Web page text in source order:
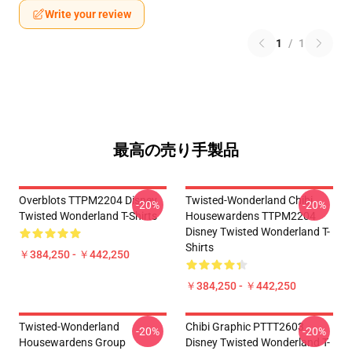
Write your review
1 / 1
最高の売り手製品
Overblots TTPM2204 Disney
Twisted Wonderland T-Shirts
￥384,250 - ￥442,250
-20%
Twisted-Wonderland Chibi
Housewardens TTPM2204
Disney Twisted Wonderland T-
Shirts
￥384,250 - ￥442,250
-20%
Twisted-Wonderland
Housewardens Group
-20%
Chibi Graphic PTTT2603
Disney Twisted Wonderland T-
-20%